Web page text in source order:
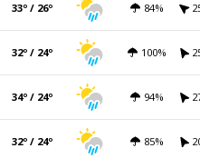
33º / 26º 84%
32º / 24º 100%
34º / 24º 94%
32º / 24º 85%